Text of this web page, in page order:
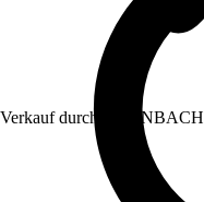
Verkauf durch: HORNBACH